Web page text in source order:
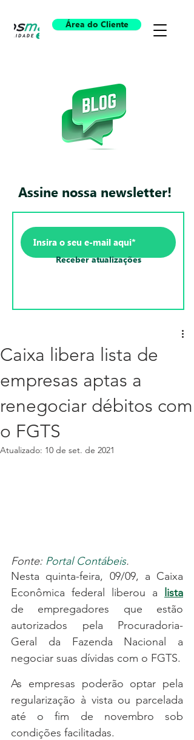
Área do Cliente
Assine nossa newsletter!
Receber atualizações
Caixa libera lista de
empresas aptas a
renegociar débitos com
o FGTS
Atualizado: 10 de set. de 2021
Fonte: Portal Contábeis.
Nesta quinta-feira, 09/09, a Caixa
Econômica federal liberou a
lista
de empregadores que estão
autorizados pela Procuradoria-
Geral da Fazenda Nacional a
negociar suas dívidas com o FGTS.
As empresas poderão optar pela
regularização à vista ou parcelada
até o fim de novembro sob
condições facilitadas.